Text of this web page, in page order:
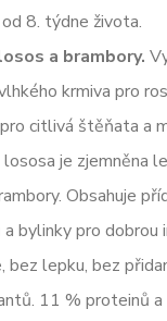
8. týdne života.
a brambory.
krmiva pro
citlivá štěňata a
je zjemněna
Obsahuje
bylinky pro dobrou
lepku, bez
11 % proteinů